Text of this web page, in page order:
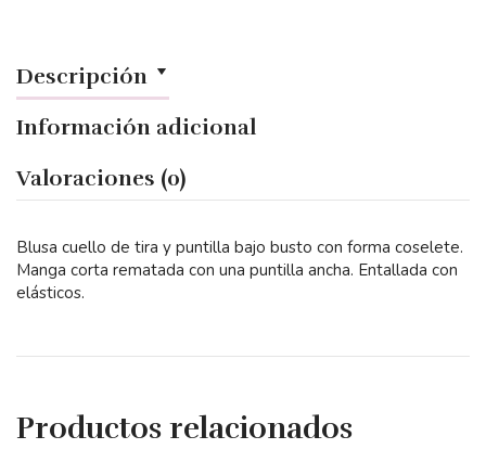
Descripción
Información adicional
Valoraciones (0)
Blusa cuello de tira y puntilla bajo busto con forma coselete.
Manga corta rematada con una puntilla ancha. Entallada con
elásticos.
Productos relacionados